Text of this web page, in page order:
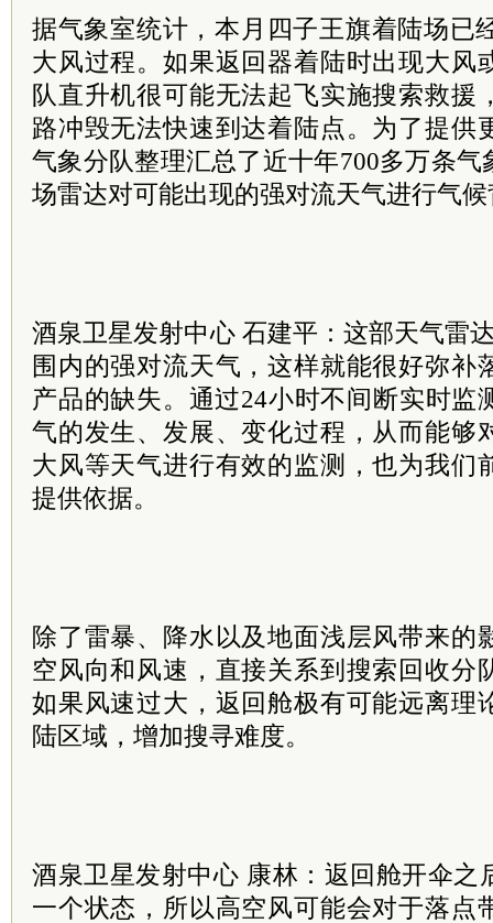
据气象室统计，本月四子王旗着陆场已
大风过程。如果返回器着陆时出现大风
队直升机很可能无法起飞实施搜索救援
路冲毁无法快速到达着陆点。为了提供
气象分队整理汇总了近十年700多万条
场雷达对可能出现的强对流天气进行气
酒泉卫星发射中心 石建平：这部天气雷
围内的强对流天气，这样就能很好弥补
产品的缺失。通过24小时不间断实时监
气的发生、发展、变化过程，从而能够
大风等天气进行有效的监测，也为我们
提供依据。
除了雷暴、降水以及地面浅层风带来的
空风向和风速，直接关系到搜索回收分
如果风速过大，返回舱极有可能远离理
陆区域，增加搜寻难度。
酒泉卫星发射中心 康林：返回舱开伞之
一个状态，所以高空风可能会对于落点